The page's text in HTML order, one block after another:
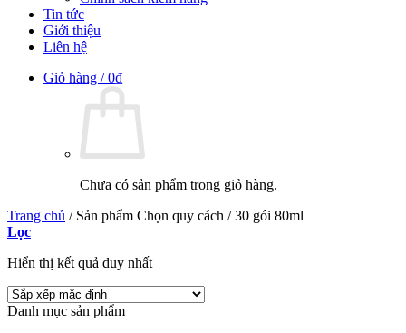
Tin tức
Giới thiệu
Liên hệ
Giỏ hàng /0₫
Chưa có sản phẩm trong giỏ hàng.
Trang chủ /Sản phẩm Chọn quy cách /30 gói 80ml
Lọc
Hiển thị kết quả duy nhất
Danh mục sản phẩm